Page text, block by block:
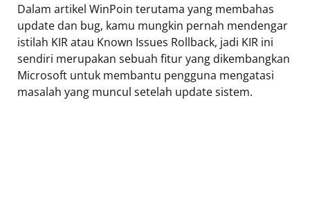
Dalam artikel WinPoin terutama yang membahas
update dan bug, kamu mungkin pernah mendengar
istilah KIR atau Known Issues Rollback, jadi KIR ini
sendiri merupakan sebuah fitur yang dikembangkan
Microsoft untuk membantu pengguna mengatasi
masalah yang muncul setelah update sistem.